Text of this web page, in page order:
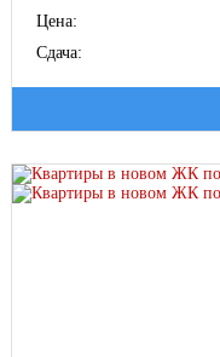
Цена:
Сдача: